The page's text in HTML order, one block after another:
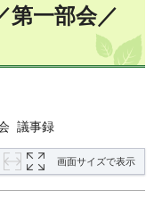
第一部会／
議事録
画面サイズで表示